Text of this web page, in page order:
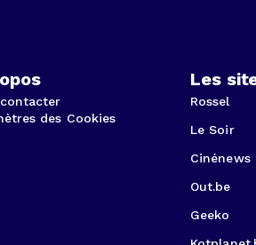
des Cookies
Les
Rossel
Le Soir
Cinénews
Out.be
Geeko